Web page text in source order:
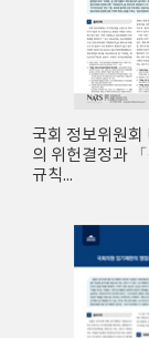
국회 정보위원회
의 위헌결정과
규칙...